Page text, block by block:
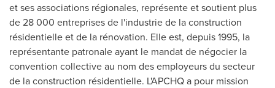
et ses associations régionales, représente et soutient plus
de 28 000 entreprises de l'industrie de la construction
résidentielle et de la rénovation. Elle est, depuis 1995, la
représentante patronale ayant le mandat de négocier la
convention collective au nom des employeurs du secteur
de la construction résidentielle. L'APCHQ a pour mission